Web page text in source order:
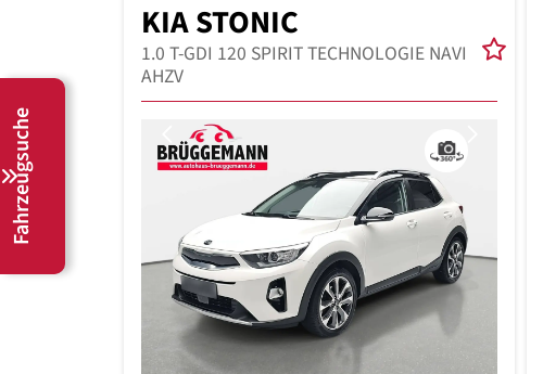
KIA STONIC
1.0 T-GDI 120 SPIRIT TECHNOLOGIE NAVI
AHZV
Previous
Fahrzeugsuche